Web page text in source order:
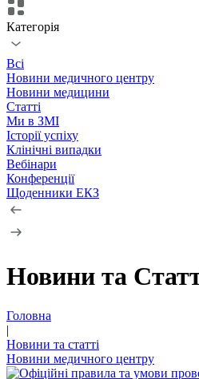
Категорія
Всі
Новини медичного центру
Новини медицини
Статті
Ми в ЗМІ
Історії успіху
Клінічні випадки
Вебінари
Конференції
Щоденники ЕКЗ
Новини та
Головна
|
Новини та статті
Новини медичного центру